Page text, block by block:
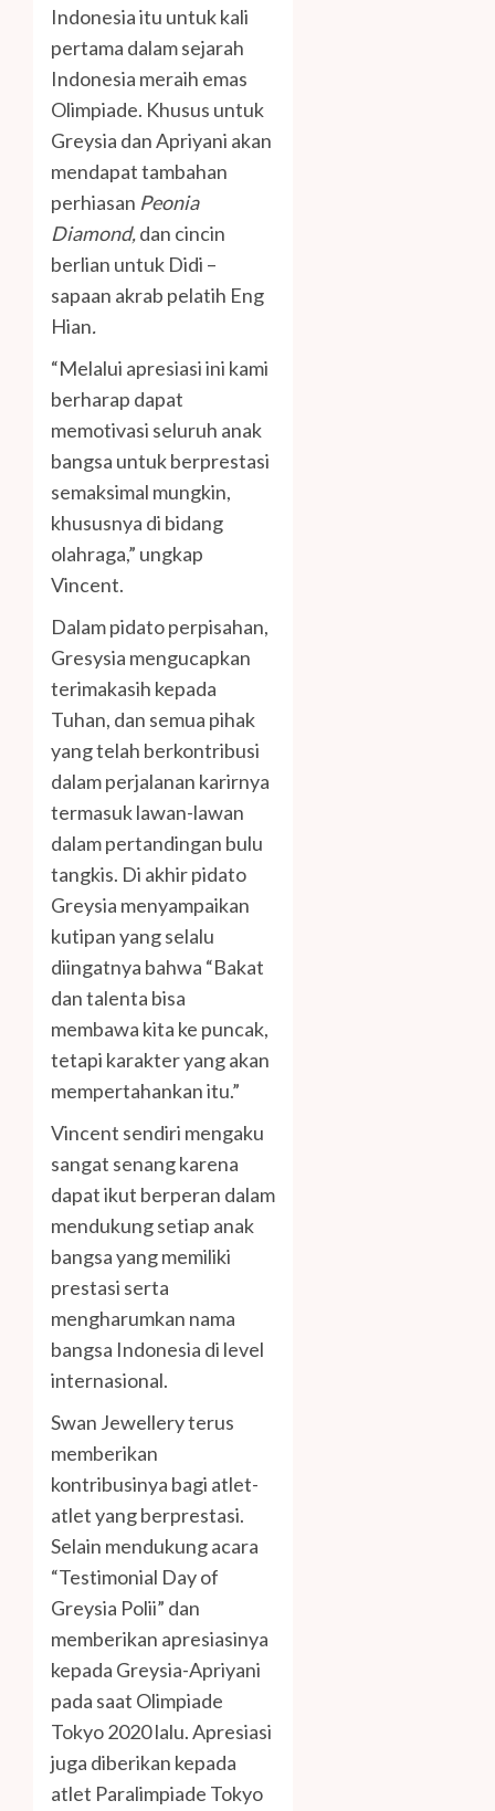
Indonesia itu untuk kali
pertama dalam sejarah
Indonesia meraih emas
Olimpiade. Khusus untuk
Greysia dan Apriyani akan
mendapat tambahan
perhiasan Peonia
Diamond,dan cincin
berlian untuk Didi –
sapaan akrab pelatih Eng
Hian.
“Melalui apresiasi ini kami
berharap dapat
memotivasi seluruh anak
bangsa untuk berprestasi
semaksimal mungkin,
khususnya di bidang
olahraga,” ungkap
Vincent.
Dalam pidato perpisahan,
Gresysia mengucapkan
terimakasih kepada
Tuhan, dan semua pihak
yang telah berkontribusi
dalam perjalanan karirnya
termasuk lawan-lawan
dalam pertandingan bulu
tangkis. Di akhir pidato
Greysia menyampaikan
kutipan yang selalu
diingatnya bahwa “Bakat
dan talenta bisa
membawa kita ke puncak,
tetapi karakter yang akan
mempertahankan itu.”
Vincent sendiri mengaku
sangat senang karena
dapat ikut berperan dalam
mendukung setiap anak
bangsa yang memiliki
prestasi serta
mengharumkan nama
bangsa Indonesia di level
internasional.
Swan Jewellery terus
memberikan
kontribusinya bagi atlet-
atlet yang berprestasi.
Selain mendukung acara
“Testimonial Day of
Greysia Polii” dan
memberikan apresiasinya
kepada Greysia-Apriyani
pada saat Olimpiade
Tokyo 2020 lalu. Apresiasi
juga diberikan kepada
atlet Paralimpiade Tokyo